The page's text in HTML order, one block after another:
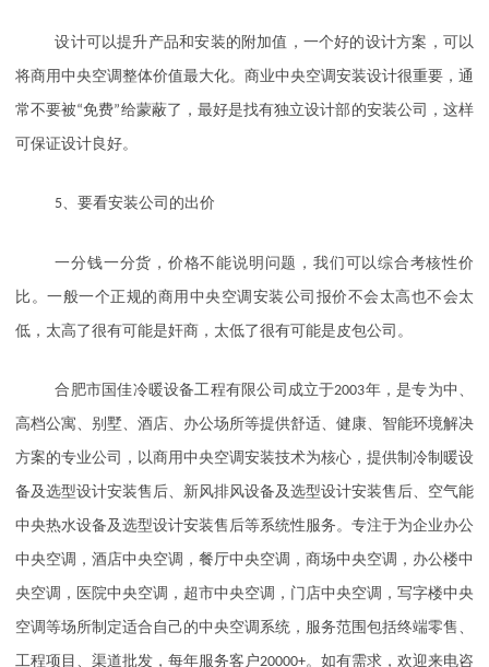
设计可以提升产品和安装的附加值，一个好的设计方案，可以
将商用中央空调整体价值最大化。商业中央空调安装设计很重要，通
常不要被“免费”给蒙蔽了，最好是找有独立设计部的安装公司，这样
可保证设计良好。
5、要看安装公司的出价
一分钱一分货，价格不能说明问题，我们可以综合考核性价
比。一般一个正规的商用中央空调安装公司报价不会太高也不会太
低，太高了很有可能是奸商，太低了很有可能是皮包公司。
合肥市国佳冷暖设备工程有限公司成立于2003年，是专为中、
高档公寓、别墅、酒店、办公场所等提供舒适、健康、智能环境解决
方案的专业公司，以商用中央空调安装技术为核心，提供制冷制暖设
备及选型设计安装售后、新风排风设备及选型设计安装售后、空气能
中央热水设备及选型设计安装售后等系统性服务。专注于为企业办公
中央空调，酒店中央空调，餐厅中央空调，商场中央空调，办公楼中
央空调，医院中央空调，超市中央空调，门店中央空调，写字楼中央
空调等场所制定适合自己的中央空调系统，服务范围包括终端零售、
工程项目、渠道批发，每年服务客户20000+。如有需求，欢迎来电咨